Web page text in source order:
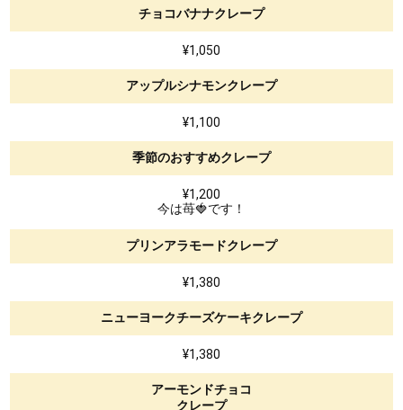
チョコバナナクレープ
¥1,050
アップルシナモンクレープ
¥1,100
季節のおすすめクレープ
¥1,200
今は苺🍓です！
プリンアラモードクレープ
¥1,380
ニューヨークチーズケーキクレープ
¥1,380
アーモンドチョコ
クレープ